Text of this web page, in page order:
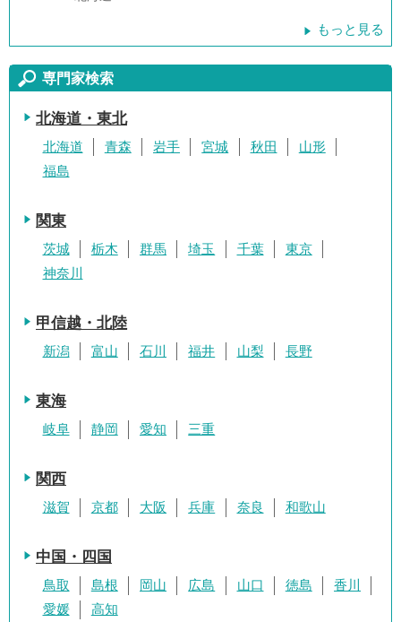
もっと見る
専門家検索
北海道・東北
北海道 青森 岩手 宮城 秋田
山形
福島
関東
茨城 栃木 群馬 埼玉 千葉
東京
神奈川
甲信越・北陸
新潟 富山 石川 福井 山梨 長野
東海
岐阜 静岡 愛知 三重
関西
滋賀 京都 大阪 兵庫 奈良 和歌山
中国・四国
鳥取 島根 岡山 広島 山口 徳島
香川
愛媛
高知